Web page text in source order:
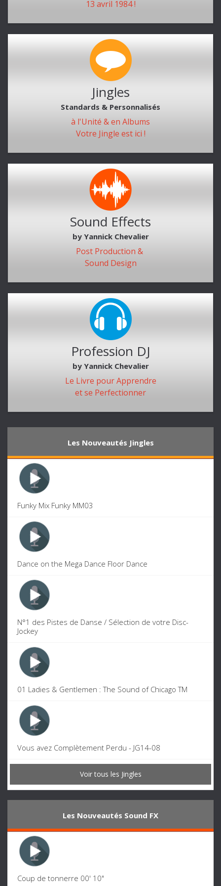
13 avril 1984 !
Jingles
Standards & Personnalisés
à l'Unité & en Albums
Votre Jingle est ici !
Sound Effects
by Yannick Chevalier
Post Production &
Sound Design
Profession DJ
by Yannick Chevalier
Le Livre pour Apprendre
et se Perfectionner
Les Nouveautés Jingles
Funky Mix Funky MM03
Dance on the Mega Dance Floor Dance
N°1 des Pistes de Danse / Sélection de votre Disc-
Jockey
01 Ladies & Gentlemen : The Sound of Chicago TM
Vous avez Complètement Perdu - JG14-08
Voir tous les Jingles
Les Nouveautés Sound FX
Coup de tonnerre 00' 10"